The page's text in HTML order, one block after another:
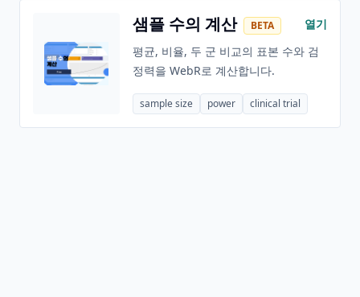
샘플 수의 계산 BETA
열기
평균, 비율, 두 군 비교의 표본 수와 검
정력을 WebR로 계산합니다.
sample size power clinical trial